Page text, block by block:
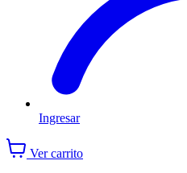
Ingresar
Ver carrito